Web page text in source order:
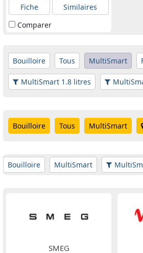
Fiche
Similaires
Comparer
Bouilloire Tous MultiSmart
MultiSmart 1.8 litres
Bouilloire Tous MultiSmart
Bouilloire MultiSmart
SMEG